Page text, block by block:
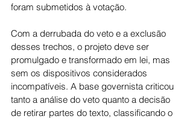
foram submetidos à votação.
Com a derrubada do veto e a exclusão
desses trechos, o projeto deve ser
promulgado e transformado em lei, mas
sem os dispositivos considerados
incompatíveis. A base governista criticou
tanto a análise do veto quanto a decisão
de retirar partes do texto, classificando o